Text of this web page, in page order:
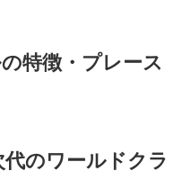
特徴・プレース
のワールドクラ